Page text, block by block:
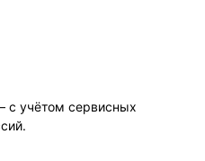
с учётом сервисных